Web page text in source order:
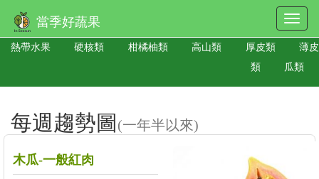
當季好蔬果
熱帶水果 硬核類 柑橘柚類 高山類 厚皮類
薄皮
類
瓜類
每週趨勢圖 (一年半以來)
木瓜-一般紅肉